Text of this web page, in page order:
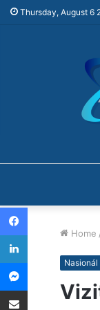
Thursday, August 6
Home
Nasionál
Facebook
LinkedIn
Messenger